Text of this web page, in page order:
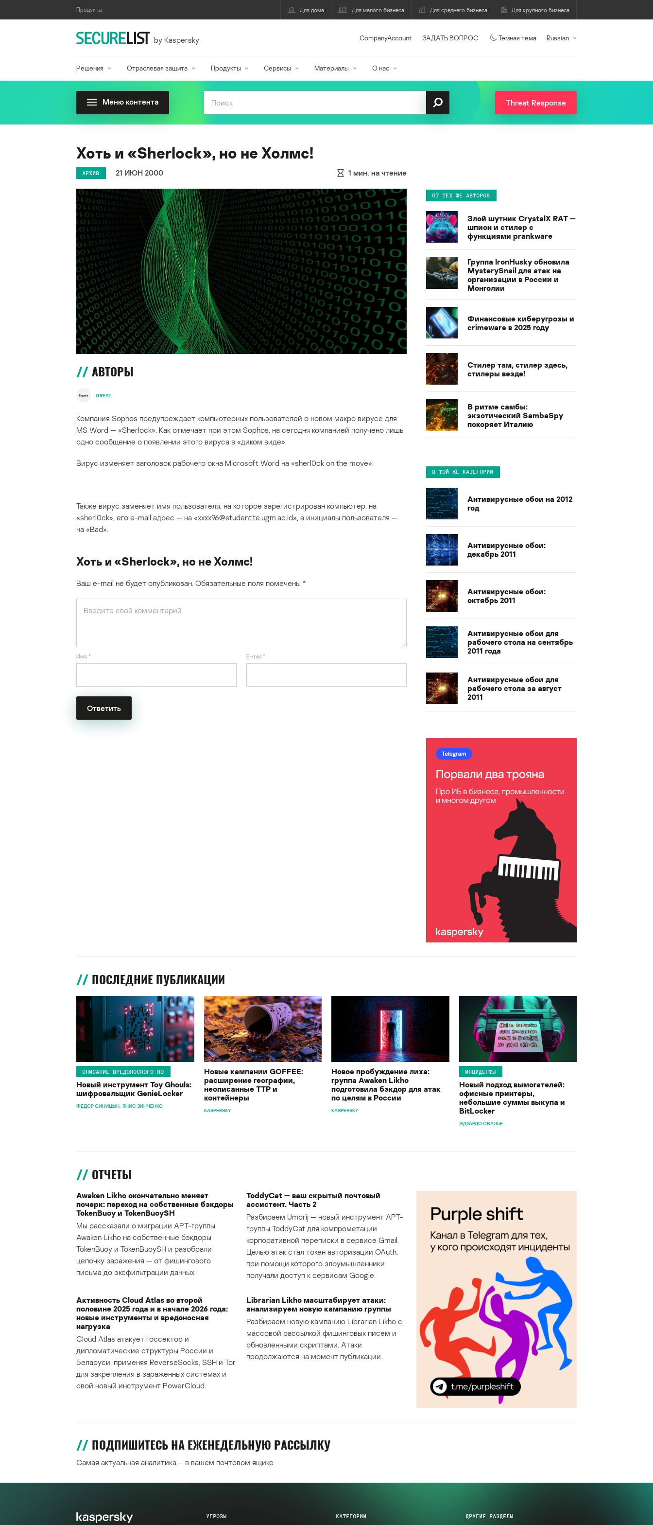
Продукты: Для дома Для малого бизнеса Для среднего бизнеса Для крупного бизнеса
by Kaspersky CompanyAccount ЗАДАТЬ ВОПРОС Темная тема Russian
Решения Отраслевая защита Продукты Сервисы Материалы О нас
Меню контента Threat Response
Хоть и «Sherlock», но не Холмс!
АРХИВ 21 ИЮН 2000 1 мин. на чтение
АВТОРЫ
GREAT
Компания Sophos предупреждает компьютерных пользователей о новом макро вирусе для
MS Word — «Sherlock». Как отмечает при этом Sophos, на сегодня компанией получено лишь
одно сообщение о появлении этого вируса в «диком виде».
Вирус изменяет заголовок рабочего окна Microsoft Word на «sherl0ck on the move».
Также вирус заменяет имя пользователя, на которое зарегистрирован компьютер, на
«sherl0ck», его e-mail адрес — на «xxxx96@student.te.ugm.ac.id», а инициалы пользователя —
на «Bad».
Хоть и «Sherlock», но не Холмс!
Ваш e-mail не будет опубликован. Обязательные поля помечены *
Имя * E-mail *
ОТ ТЕХ ЖЕ АВТОРОВ
Злой шутник CrystalX RAT —
шпион и стилер с
функциями prankware
Группа IronHusky обновила
MysterySnail для атак на
организации в России и
Монголии
Финансовые киберугрозы и
crimeware в 2025 году
Стилер там, стилер здесь,
стилеры везде!
В ритме самбы:
экзотический SambaSpy
покоряет Италию
В ТОЙ ЖЕ КАТЕГОРИИ
Антивирусные обои на 2012
год
Антивирусные обои:
декабрь 2011
Антивирусные обои:
октябрь 2011
Антивирусные обои для
рабочего стола на сентябрь
2011 года
Антивирусные обои для
рабочего стола за август
2011
ПОСЛЕДНИЕ ПУБЛИКАЦИИ
ОПИСАНИЕ ВРЕДОНОСНОГО ПО
Новый инструмент Toy Ghouls:
шифровальщик GenieLocker
ФЕДОР СИНИЦЫН ЯНИС ЗИНЧЕНКО
Новые кампании GOFFEE:
расширение географии,
неописанные TTP и
контейнеры
KASPERSKY
Новое пробуждение лиха:
группа Awaken Likho
подготовила бэкдор для атак
по целям в России
KASPERSKY
ИНЦИДЕНТЫ
Новый подход вымогателей:
офисные принтеры,
небольшие суммы выкупа и
BitLocker
ЭДУАРДО ОВАЛЬЕ
ОТЧЕТЫ
Awaken Likho окончательно меняет
почерк: переход на собственные бэкдоры
TokenBuoy и TokenBuoySH
Мы рассказали о миграции APT-группы
Awaken Likho на собственные бэкдоры
TokenBuoy и TokenBuoySH и разобрали
цепочку заражения — от фишингового
письма до эксфильтрации данных.
ToddyCat — ваш скрытый почтовый
ассистент. Часть 2
Разбираем Umbrij — новый инструмент APT-
группы ToddyCat для компрометации
корпоративной переписки в сервисе Gmail.
Целью атак стал токен авторизации OAuth,
при помощи которого злоумышленники
получали доступ к сервисам Google.
Активность Cloud Atlas во второй
половине 2025 года и в начале 2026 года:
новые инструменты и вредоносная
нагрузка
Cloud Atlas атакует госсектор и
дипломатические структуры России и
Беларуси, применяя ReverseSocks, SSH и Tor
для закрепления в зараженных системах и
свой новый инструмент PowerCloud.
Librarian Likho масштабирует атаки:
анализируем новую кампанию группы
Разбираем новую кампанию Librarian Likho с
массовой рассылкой фишинговых писем и
обновленными скриптами. Атаки
продолжаются на момент публикации.
ПОДПИШИТЕСЬ НА ЕЖЕНЕДЕЛЬНУЮ РАССЫЛКУ
Самая актуальная аналитика – в вашем почтовом ящике
УГРОЗЫ КАТЕГОРИИ ДРУГИЕ РАЗДЕЛЫ